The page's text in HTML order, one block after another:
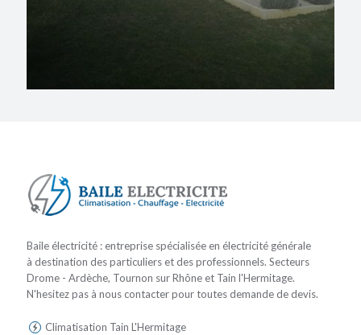
Baile électricité : entreprise spécialisée en électricité générale
à destination des particuliers et des professionnels. Secteurs
Drome - Ardèche, Tournon sur Rhône et Tain l'Hermitage.
N'hesitez pas à nous contacter pour toutes demande de devis.
Climatisation Tain L'Hermitage